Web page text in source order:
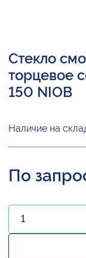
Стекло
торцевое
150 NIOB
Наличие на
По